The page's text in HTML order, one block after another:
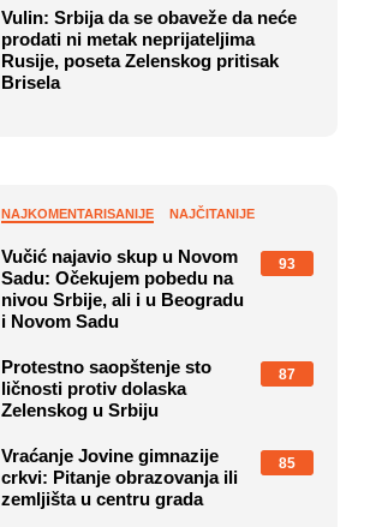
Vulin: Srbija da se obaveže da neće
prodati ni metak neprijateljima
Rusije, poseta Zelenskog pritisak
Brisela
NAJKOMENTARISANIJE NAJČITANIJE
Vučić najavio skup u Novom
Sadu: Očekujem pobedu na
nivou Srbije, ali i u Beogradu
i Novom Sadu
93
Protestno saopštenje sto
ličnosti protiv dolaska
Zelenskog u Srbiju
87
Vraćanje Jovine gimnazije
crkvi: Pitanje obrazovanja ili
zemljišta u centru grada
85